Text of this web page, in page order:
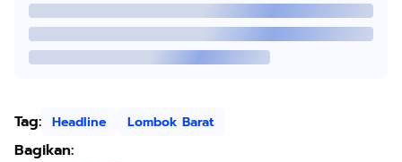
Tag: Headline Lombok Barat
Bagikan: